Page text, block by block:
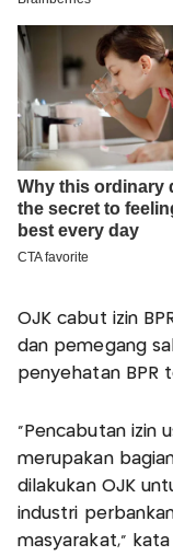
OJK cabut izin
dan pemegang
penyehatan BPR
"Pencabutan izin
merupakan
dilakukan OJK
industri
masyarakat," kata